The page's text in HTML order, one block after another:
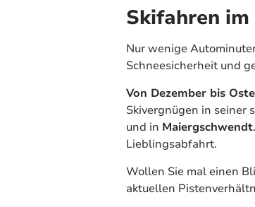
Skifahren im
Nur wenige
Schneesicherheit und
Von Dezember bis
Skivergnügen in seiner
und in Maiergschwendt
Lieblingsabfahrt.
Wollen Sie mal einen
aktuellen